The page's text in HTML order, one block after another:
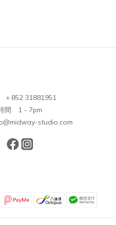
852 31881951
間 1 - 7pm
studio.com